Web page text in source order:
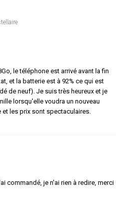
le téléphone est arrivé avant la fin
et la batterie est à 92% ce qui est
de neuf). Je suis très heureux et je
lorsqu'elle voudra un nouveau
les prix sont spectaculaires.
commandé, je n'ai rien à redire, merci